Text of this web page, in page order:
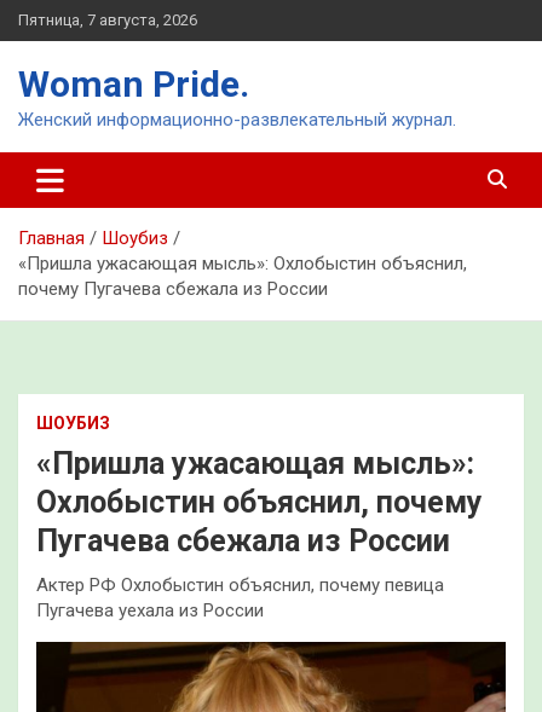
Перейти
к
Пятница, 7 августа, 2026
Woman Pride.
Женский информационно-развлекательный журнал.
Главная
Шоубиз
«Пришла ужасающая мысль»: Охлобыстин объяснил,
почему Пугачева сбежала из России
ШОУБИЗ
«Пришла ужасающая мысль»:
Охлобыстин объяснил, почему
Пугачева сбежала из России
Актер РФ Охлобыстин объяснил, почему певица
Пугачева уехала из России